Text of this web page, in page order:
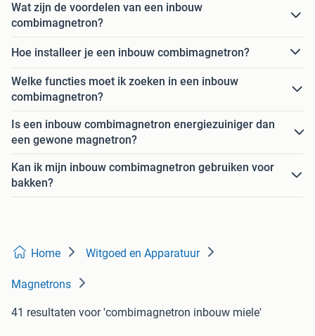
Wat zijn de voordelen van een inbouw
combimagnetron?
Hoe installeer je een inbouw combimagnetron?
Welke functies moet ik zoeken in een inbouw
combimagnetron?
Is een inbouw combimagnetron energiezuiniger dan
een gewone magnetron?
Kan ik mijn inbouw combimagnetron gebruiken voor
bakken?
Home Witgoed en Apparatuur
Magnetrons
41 resultaten voor 'combimagnetron inbouw miele'